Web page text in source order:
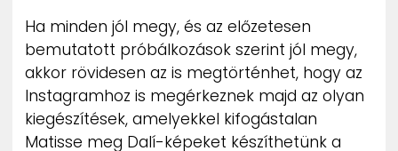
Ha minden jól megy, és az előzetesen
bemutatott próbálkozások szerint jól megy,
akkor rövidesen az is megtörténhet, hogy az
Instagramhoz is megérkeznek majd az olyan
kiegészítések, amelyekkel kifogástalan
Matisse meg Dalí-képeket készíthetünk a